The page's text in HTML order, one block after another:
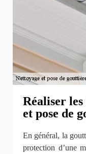
Réaliser
et pose de
En général, la
protection d’une